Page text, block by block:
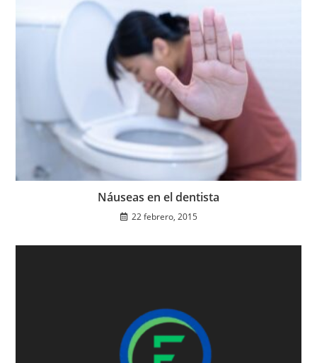
Náuseas en el dentista
22 febrero, 2015